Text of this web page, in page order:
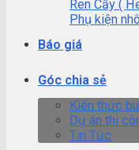
Ren Cấy (
Phụ kiện
Báo giá
Góc chia sẻ
Kiến thức
Dự án thi
Tin Tức